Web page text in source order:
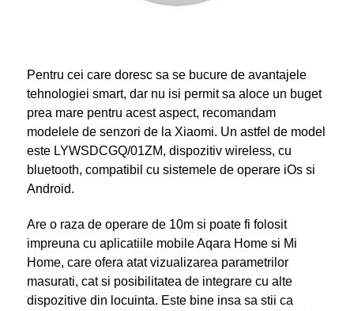
Pentru cei care doresc sa se bucure de avantajele
tehnologiei smart, dar nu isi permit sa aloce un buget
prea mare pentru acest aspect, recomandam
modelele de senzori de la Xiaomi. Un astfel de model
este LYWSDCGQ/01ZM, dispozitiv wireless, cu
bluetooth, compatibil cu sistemele de operare iOs si
Android.
Are o raza de operare de 10m si poate fi folosit
impreuna cu aplicatiile mobile Aqara Home si Mi
Home, care ofera atat vizualizarea parametrilor
masurati, cat si posibilitatea de integrare cu alte
dispozitive din locuinta. Este bine insa sa stii ca